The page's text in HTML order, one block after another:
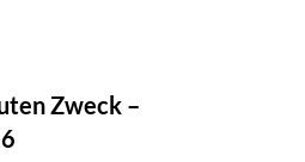
Police der Vienna-Life steht
für einen langfristig
Ansatz mit Fokus auf
und nachhaltige
Zweck –